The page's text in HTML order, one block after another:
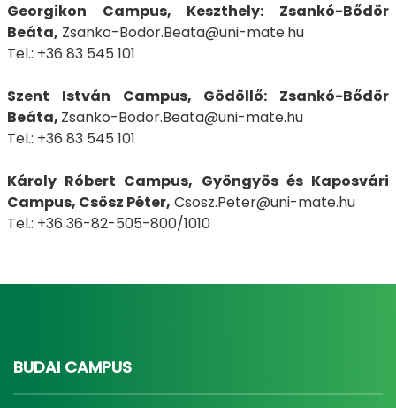
Georgikon Campus, Keszthely: Zsankó-Bődör
Beáta, Zsanko-Bodor.Beata@uni-mate.hu
Tel.: +36 83 545 101
Szent István Campus, Gödöllő: Zsankó-Bődör
Beáta, Zsanko-Bodor.Beata@uni-mate.hu
Tel.: +36 83 545 101
Károly Róbert Campus, Gyöngyös és Kaposvári
Campus, Csősz Péter, Csosz.Peter@uni-mate.hu
​​​​​​​Tel.: +36 36-82-505-800/1010
BUDAI CAMPUS